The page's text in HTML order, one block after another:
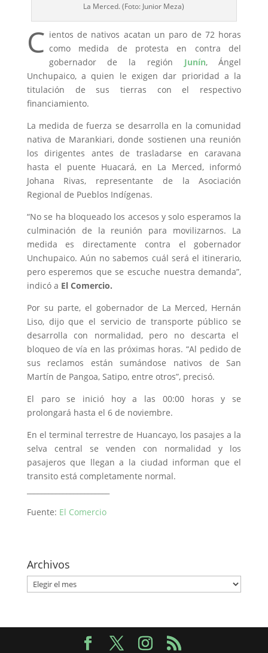
La Merced. (Foto: Junior Meza)
C ientos de nativos acatan un paro de 72 horas
como medida de protesta en contra del
gobernador de la región Junín, Ángel
Unchupaico, a quien le exigen dar prioridad a la
titulación de sus tierras con el respectivo
financiamiento.
La medida de fuerza se desarrolla en la comunidad
nativa de Marankiari, donde sostienen una reunión
los dirigentes antes de trasladarse en caravana
hasta el puente Huacará, en La Merced, informó
Johana Rivas, representante de la Asociación
Regional de Pueblos Indígenas.
“No se ha bloqueado los accesos y solo esperamos la
culminación de la reunión para movilizarnos. La
medida es directamente contra el gobernador
Unchupaico. Aún no sabemos cuál será el itinerario,
pero esperemos que se escuche nuestra demanda”,
indicó a El Comercio.
Por su parte, el gobernador de La Merced, Hernán
Liso, dijo que el servicio de transporte público se
desarrolla con normalidad, pero no descarta el
bloqueo de vía en las próximas horas. “Al pedido de
sus reclamos están sumándose nativos de San
Martín de Pangoa, Satipo, entre otros”, precisó.
El paro se inició hoy a las 00:00 horas y se
prolongará hasta el 6 de noviembre.
En el terminal terrestre de Huancayo, los pasajes a la
selva central se venden con normalidad y los
pasajeros que llegan a la ciudad informan que el
transito está completamente normal.
Fuente: El Comercio
Archivos
Archivos